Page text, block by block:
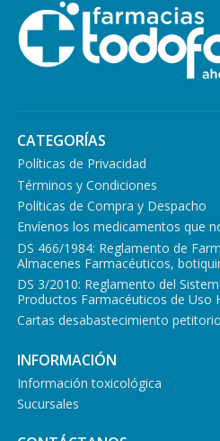
CATEGORÍAS
Políticas de Privacidad
Términos y Condiciones
Políticas de Compra y Despacho
Envíenos los medicamentos que
DS 466/1984: Reglamento de
Almacenes Farmacéuticos,
DS 3/2010: Reglamento del
Productos Farmacéuticos de Uso
Cartas desabastecimiento
INFORMACIÓN
Información toxicológica
Sucursales